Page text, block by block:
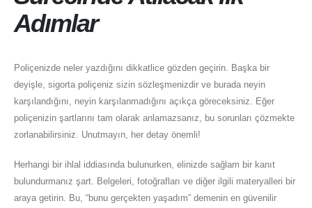
Adımlar
Poliçenizde neler yazdığını dikkatlice gözden geçirin. Başka bir
deyişle, sigorta poliçeniz sizin sözleşmenizdir ve burada neyin
karşılandığını, neyin karşılanmadığını açıkça göreceksiniz. Eğer
poliçenizin şartlarını tam olarak anlamazsanız, bu sorunları çözmekte
zorlanabilirsiniz. Unutmayın, her detay önemli!
Herhangi bir ihlal iddiasında bulunurken, elinizde sağlam bir kanıt
bulundurmanız şart. Belgeleri, fotoğrafları ve diğer ilgili materyalleri bir
araya getirin. Bu, “bunu gerçekten yaşadım” demenin en güvenilir